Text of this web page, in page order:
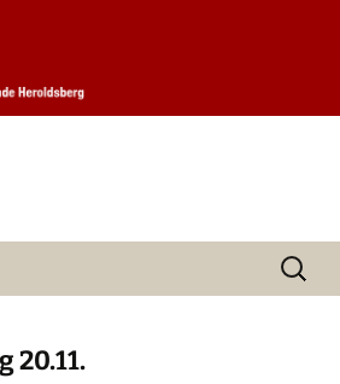
St.
um unsere
Suchen
nach:
20.11.